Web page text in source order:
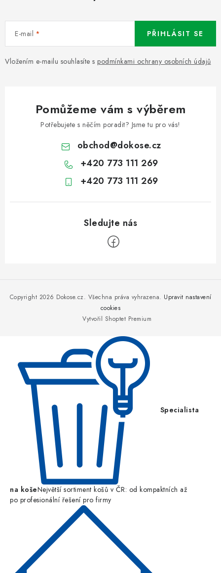
E-mail
Vložením e-mailu souhlasíte s podmínkami ochrany osobních údajů
PŘIHLÁSIT SE
Pomůžeme vám s výběrem
Potřebujete s něčím poradit? Jsme tu pro vás!
obchod@dokose.cz
+420 773 111 269
+420 773 111 269
Vytvořil Shoptet Premium
Copyright 2026 Dokose.cz. Všechna práva vyhrazena. Upravit nastavení
cookies
Specialista
na košeNejvětší sortiment košů v ČR: od kompaktních až
po profesionální řešení pro firmy